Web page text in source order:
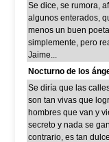
Se dice, se rumora,
algunos enterados,
menos un buen
simplemente, pero
Jaime...
Nocturno de los
Se diría que las
son tan vivas que
hombres que van y
secreto y nada se
contrario, es tan